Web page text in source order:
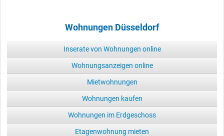
Wohnungen Düsseldorf
Inserate von Wohnungen online
Wohnungsanzeigen online
Mietwohnungen
Wohnungen kaufen
Wohnungen im Erdgeschoss
Etagenwohnung mieten